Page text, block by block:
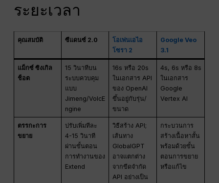
ระยะเวลา
คุณสมบัติ ซีแดนซ์ 2.0
โอเพ่นเอไอ
โซรา 2
Google Veo
3.1
แม็กซ์ ซิงเกิล
ช็อต
15 วินาทีบน
ระบบควบคุม
แบบ
Jimeng/VolcE
ngine
16s หรือ 20s
ในเอกสาร API
ของ OpenAI
ขึ้นอยู่กับรุ่น/
ขนาด
4s, 6s หรือ 8s
ในเอกสาร
Google
Vertex AI
ตรรกะการ
ขยาย
ปรับเพิ่มทีละ
4-15 วินาที
ผ่านขั้นตอน
การทำงานของ
Extend
วิธีสร้าง API;
เส้นทาง
GlobalGPT
อาจแตกต่าง
จากขีดจำกัด
API อย่างเป็น
กระบวนการ
สร้างเนื้อหาสั้น
พร้อมด้วยขั้น
ตอนการขยาย
หรือแก้ไข